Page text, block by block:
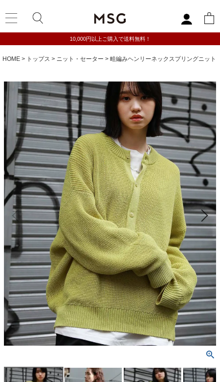
10,000円以上ご購入で送料無料！
HOME トップス ニット・セーター 畦編みヘンリーネックスプリングニット